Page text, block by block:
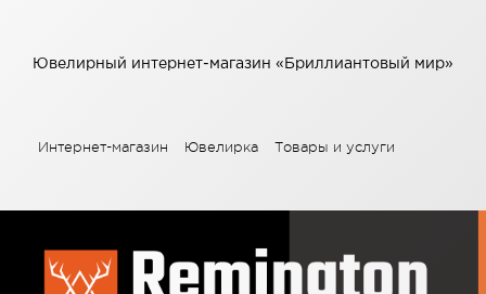
Ювелирный интернет-магазин «Бриллиантовый мир»
Интернет-магазин Ювелирка Товары и услуги